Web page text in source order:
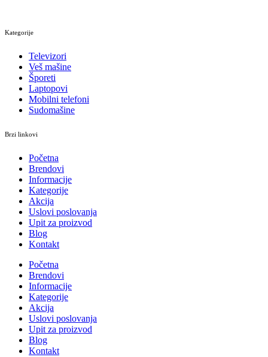
Kategorije
Televizori
Veš mašine
Šporeti
Laptopovi
Mobilni telefoni
Sudomašine
Brzi linkovi
Početna
Brendovi
Informacije
Kategorije
Akcija
Uslovi poslovanja
Upit za proizvod
Blog
Kontakt
Početna
Brendovi
Informacije
Kategorije
Akcija
Uslovi poslovanja
Upit za proizvod
Blog
Kontakt